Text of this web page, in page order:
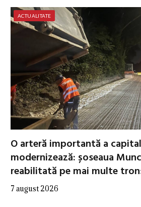
ACTUALITATE
O arteră importantă a
modernizează: șoseaua
reabilitată pe mai multe
7 august 2026